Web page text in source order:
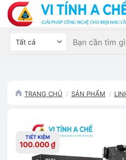
Bỏ
qua
nội
dungChọn
Tìm
kiếm:
TRANG CHỦ / SẢN PHẨM /
TIẾT KIỆM
100.000₫